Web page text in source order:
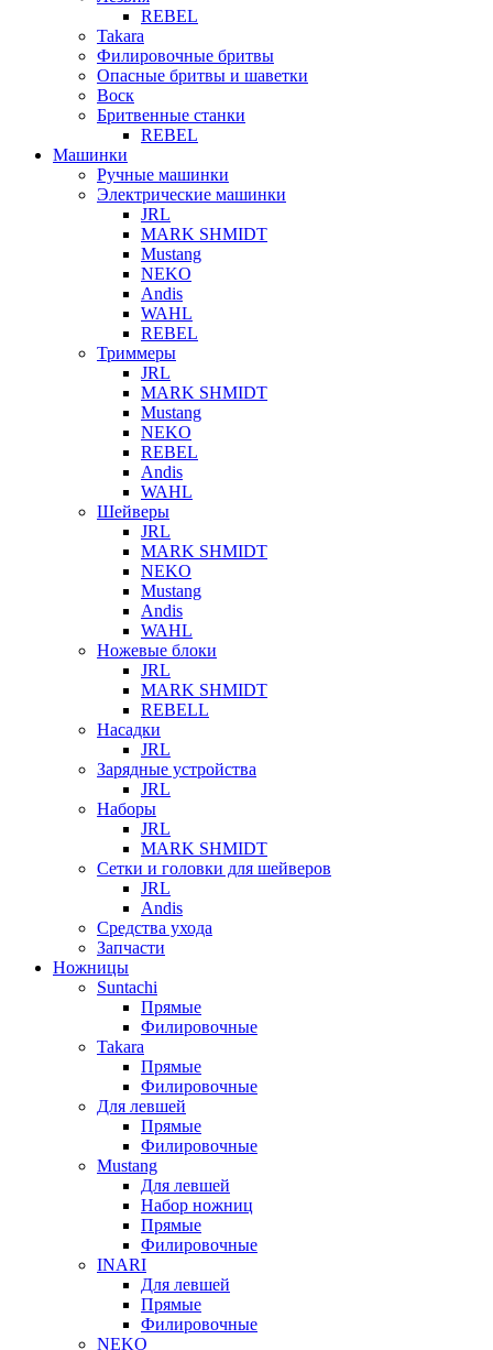
REBEL
Takara
Филировочные бритвы
Опасные бритвы и шаветки
Воск
Бритвенные станки
REBEL
Машинки
Ручные машинки
Электрические машинки
JRL
MARK SHMIDT
Mustang
NEKO
Andis
WAHL
REBEL
Триммеры
JRL
MARK SHMIDT
Mustang
NEKO
REBEL
Andis
WAHL
Шейверы
JRL
MARK SHMIDT
NEKO
Mustang
Andis
WAHL
Ножевые блоки
JRL
MARK SHMIDT
REBELL
Насадки
JRL
Зарядные устройства
JRL
Наборы
JRL
MARK SHMIDT
Сетки и головки для шейверов
JRL
Andis
Средства ухода
Запчасти
Ножницы
Suntachi
Прямые
Филировочные
Takara
Прямые
Филировочные
Для левшей
Прямые
Филировочные
Mustang
Для левшей
Набор ножниц
Прямые
Филировочные
INARI
Для левшей
Прямые
Филировочные
NEKO